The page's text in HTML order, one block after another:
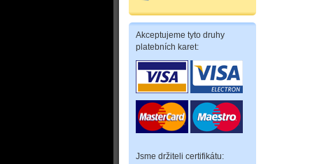
Akceptujeme tyto druhy
platebních karet:
Jsme držiteli certifikátu: